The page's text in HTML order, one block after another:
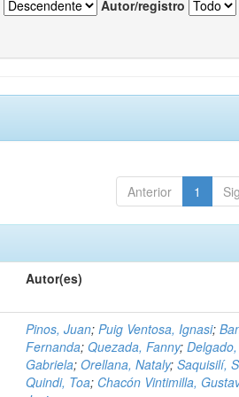
Autor/registro
Anterior 1
Autor(es)
Pinos, Juan;Puig Ventosa, Ignasi;
Fernanda;Quezada, Fanny;Delgado,
Gabriela;Orellana, Nataly;Saquisilí,
Quindi, Toa; Chacón Vintimilla,